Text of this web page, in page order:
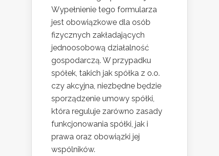
Wypełnienie tego formularza
jest obowiązkowe dla osób
fizycznych zakładających
jednoosobową działalność
gospodarczą. W przypadku
spółek, takich jak spółka z o.o.
czy akcyjna, niezbędne będzie
sporządzenie umowy spółki,
która reguluje zarówno zasady
funkcjonowania spółki, jak i
prawa oraz obowiązki jej
wspólników.